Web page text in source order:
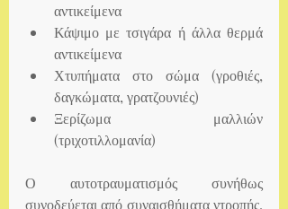
αντικείμενα
Κάψιμο με τσιγάρα ή άλλα θερμά
αντικείμενα
Χτυπήματα στο σώμα (γροθιές,
δαγκώματα, γρατζουνιές)
Ξερίζωμα μαλλιών
(τριχοτιλλομανία)
Ο αυτοτραυματισμός συνήθως
συνοδεύεται από συναισθήματα ντροπής,